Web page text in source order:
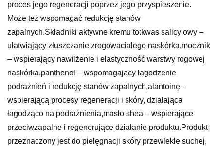
proces jego regeneracji poprzez jego przyspieszenie.
Może też wspomagać redukcję stanów
zapalnych.Składniki aktywne kremu to:kwas salicylowy –
ułatwiający złuszczanie zrogowaciałego naskórka,mocznik
– wspierający nawilżenie i elastyczność warstwy rogowej
naskórka,panthenol – wspomagający łagodzenie
podrażnień i redukcję stanów zapalnych,alantoinę –
wspierającą procesy regeneracji i skóry, działająca
łagodząco na podrażnienia,masło shea – wspierające
przeciwzapalne i regenerujące działanie produktu.Produkt
przeznaczony jest do pielęgnacji skóry przewlekle suchej,